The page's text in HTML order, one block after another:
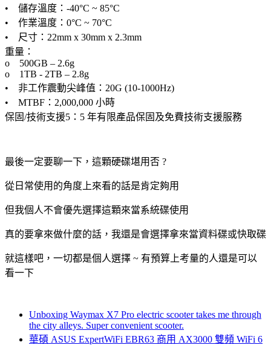
• 儲存溫度：-40°C ~ 85°C
• 作業溫度：0°C ~ 70°C
• 尺寸：22mm x 30mm x 2.3mm
重量：
o 500GB – 2.6g
o 1TB - 2TB – 2.8g
• 非工作震動尖峰值：20G (10-1000Hz)
• MTBF：2,000,000 小時
保固/技術支援5：5 年有限產品保固及免費技術支援服務
最後一定要聊一下，這顆硬碟堪用否 ?
從日常使用的角度上來看的話是肯定夠用
但我個人不會優先選擇這顆來當系統碟使用
真的要拿來做什麼的話，我還是會選擇拿來當資料碟或快取碟
就這樣吧，一切都是個人選擇 ~ 有預算上考量的人還是可以
看一下
Unboxing Waymax X7 Pro electric scooter takes me through
the city alleys. Super convenient scooter.
華碩 ASUS ExpertWiFi EBR63 商用 AX3000 雙頻 WiFi 6